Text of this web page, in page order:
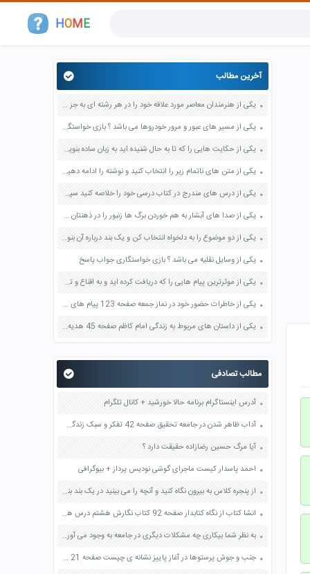
HOME
آخرین مطالب
یکی از هنرمندان معاصر مورد علاقه خود را در هر رشته ای به جز عکاسی صفحه 69 فرهنگ و هنر نهم
یکی از مسیر های عبور و مرور خودروها می باشد ؟ بازی خواستگاری جواب پاسخ
یکی از حکایت هایی را که تا به حال شنیده اید به زبان ساده بنویسید صفحه 97 نگارش ششم دبستان
یکی از متن های ناتمام زیر را انتخاب کنید و نوشته را ادامه دهید صفحه 73 و 74 کتاب نگارش فارسی پنجم دبستان
یکی از درس های مندرج در کتاب درسی خود را خلاصه کنید سپس متن خلاصه شده را با بهره گیری از روش های دسته بندی نمودار جدول نقشه مفهومی نشان دهید صفحه 118 نگارش یازدهم
یکی از صدا های آبشار به هم خوردن برگ ها زنبور را در ذهنتان مجسم کنید و درباره آن یک بند بنویسید صفحه 11 نگارش پنجم
یکی از دو موضوع را به دلخواه انتخاب کن و یک بند درباره آن بنویس صفحه 35 کتاب نگارش فارسی سوم
یکی از وسایل نقلیه می باشد ؟ بازی خواستگاری جواب پاسخ
یکی از موثرترین پیام هایی را که دریافت کرده اید و به اقناع و تغییری جدی در شما منجر شده است برسی کنید و علت این تاثیر گذاری قابل توجه را بنویسید صفحه 52 تفکر و سواد رسانه ای دهم
یکی از خاطرات حضور خود در نماز جمعه صفحه 123 پیام های آسمان هفتم
یکی از داستان های مربوط به زندگی امام کاظم صفحه 45 هدیه های آسمان چهارم
مطالب تصادفی
آدرس اینستاگرام برنامه حالا خورشید + کانال تلگرام
آداب ظاهر شدن در جامعه تحقیق صفحه 42 تفکر و سبک زندگی هشتم
آیا مرگ حسین رضازاده حقیقت دارد ؟
احمد پاسدار کیست ماجرای گوشی نودیس پرداز + بیوگرافی
از پنجره کلاس به بیرون نگاه کنید و آنچه را می بینید در یک بند بنویسید صفحه 36 کتاب نگارش فارسی ششم
انشا کتاب از نگاه کتابدار صفحه 92 کتاب نگارش هشتم درس هشتم
به نظر شما بیکاری چه مشکلات دیگری در جامعه به وجود می آورد؟ صفحه 98 پیام های آسمان هشتم
جنب و جوش پرستوها در آغاز پاییز نشانه ی چیست صفحه 21 فارسی چهارم